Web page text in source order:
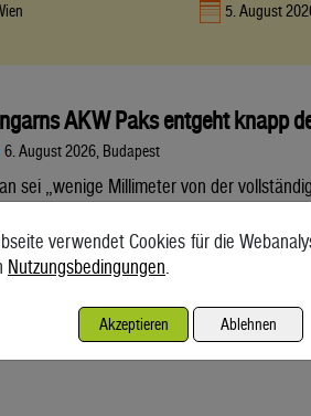
5. August
AKW Paks entgeht knapp
6. August 2026, Budapest
sei „wenige Millimeter von der
aber nach wie vor kritisch. Ein Drittel
kommt aus dem Kraftwerk.
noch nie“, sagt Gyuri, der Taxifahrer.
den Budaer Donaukai entlanggleitet, […]
verwendet Cookies für die
Nutzungsbedingungen
Akzeptieren Ablehnen